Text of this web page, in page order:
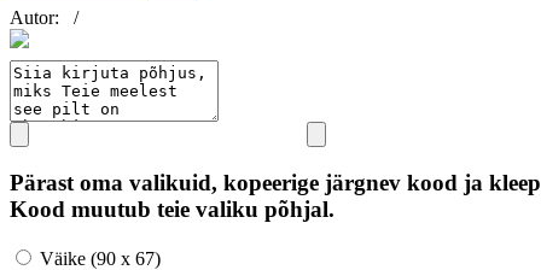
Autor:
/
Pärast oma valikuid, kopeerige järgnev kood ja
Kood muutub teie valiku põhjal.
Väike (90 x 67)